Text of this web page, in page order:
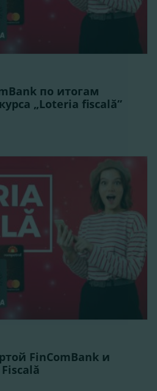
по итогам
„Loteria fiscală”
FinComBank и